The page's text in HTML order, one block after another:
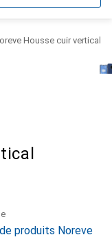
Housse cuir vertical
produits Noreve